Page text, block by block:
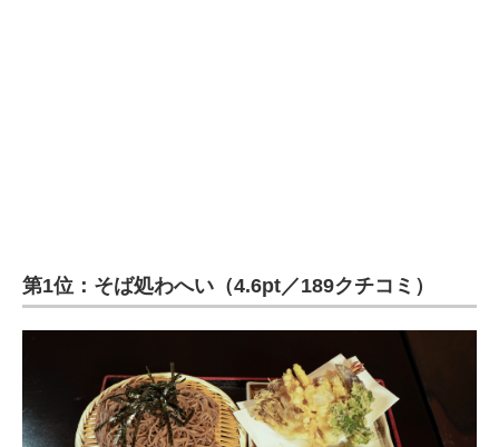
第1位：そば処わへい（4.6pt／189クチコミ）